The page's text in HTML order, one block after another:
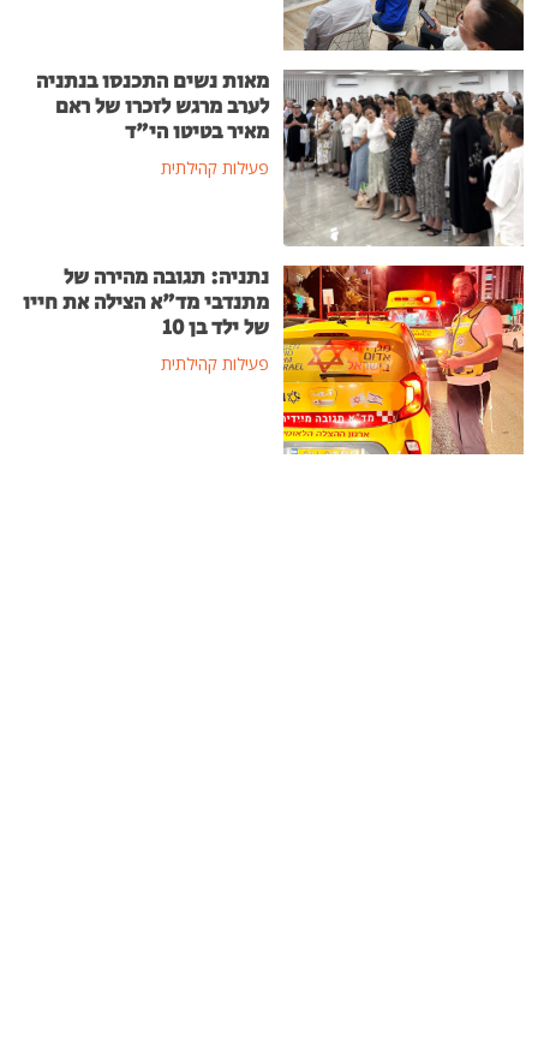
מאות נשים התכנסו בנתניה
לערב מרגש לזכרו של ראם
מאיר בטיטו הי"ד
פעילות קהילתית
נתניה: תגובה מהירה של
מתנדבי מד"א הצילה את חייו
של ילד בן 10
פעילות קהילתית